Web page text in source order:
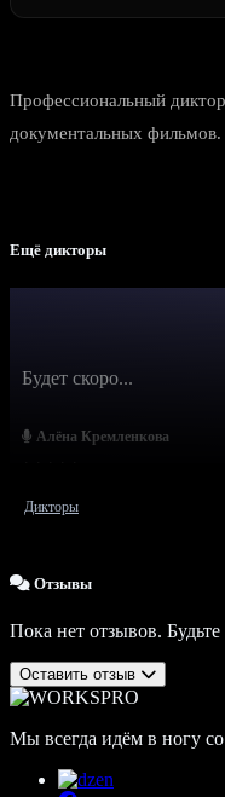
Профессиональный
документальных
Ещё дикторы
Алёна Кремленкова
Будет скоро...
Дикторы
Отзывы
Пока нет отзывов.
Оставить отзыв
Мы всегда идём в ногу